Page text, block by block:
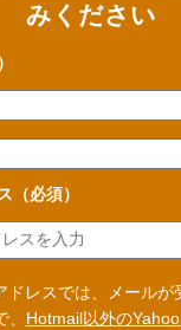
みください
（必須）
レスでは、メールが
Hotmail以外の